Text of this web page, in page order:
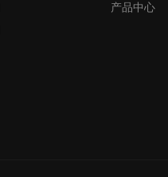
产品中心